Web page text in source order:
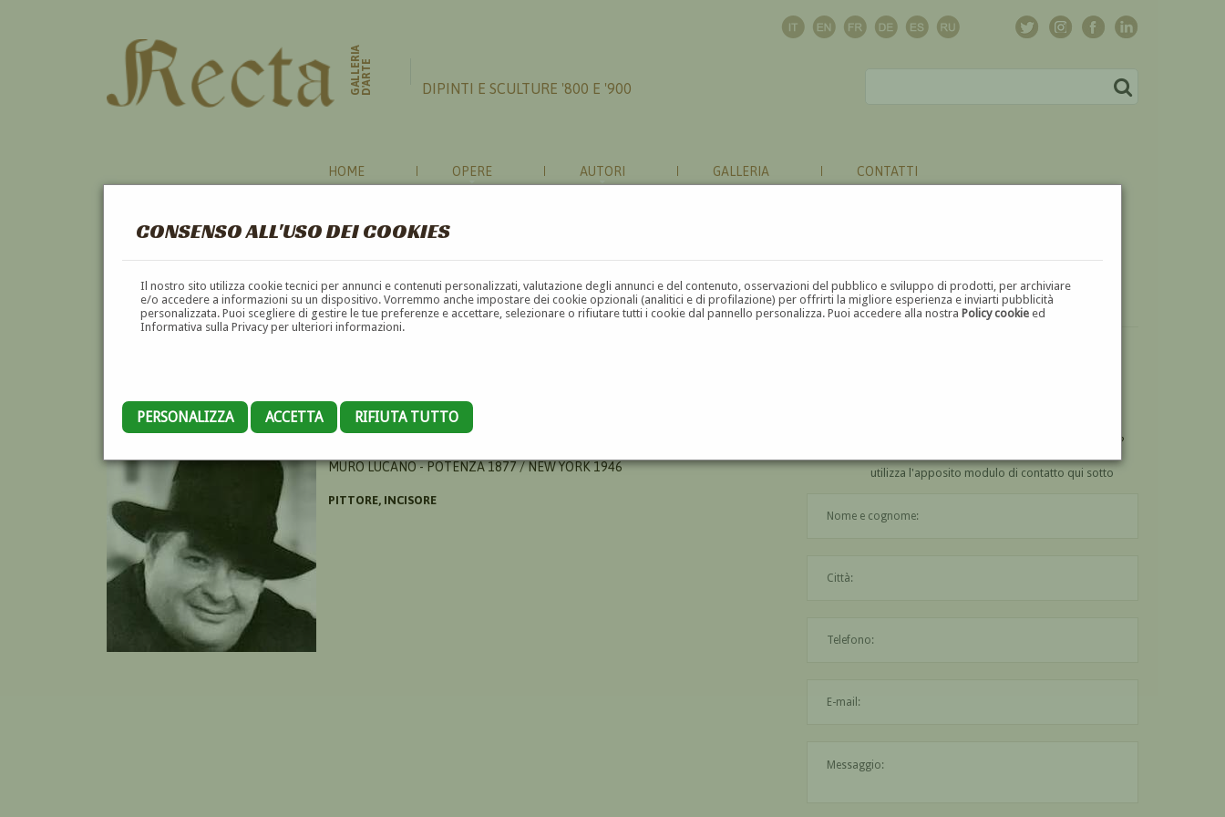
CONSENSO ALL'USO DEI COOKIES
Il nostro sito utilizza cookie tecnici per annunci e contenuti personalizzati, valutazione degli annunci e del contenuto, osservazioni del pubblico e sviluppo di prodotti, per archiviare
e/o accedere a informazioni su un dispositivo. Vorremmo anche impostare dei cookie opzionali (analitici e di profilazione) per offrirti la migliore esperienza e inviarti pubblicità
personalizzata. Puoi scegliere di gestire le tue preferenze e accettare, selezionare o rifiutare tutti i cookie dal pannello personalizza. Puoi accedere alla nostraPolicy cookie ed
Informativa sulla Privacy per ulteriori informazioni.
PERSONALIZZA ACCETTA RIFIUTA TUTTO
GALLERIAD'ARTE DIPINTI E SCULTURE '800 E '900
HOME OPERE AUTORI GALLERIA CONTATTI
JOSEPH STELLA
MURO LUCANO - POTENZA 1877 / NEW YORK 1946
PITTORE, INCISORE
UN'OPERA DI JOSEPH STELLA?
utilizza l'apposito modulo di contatto qui sotto